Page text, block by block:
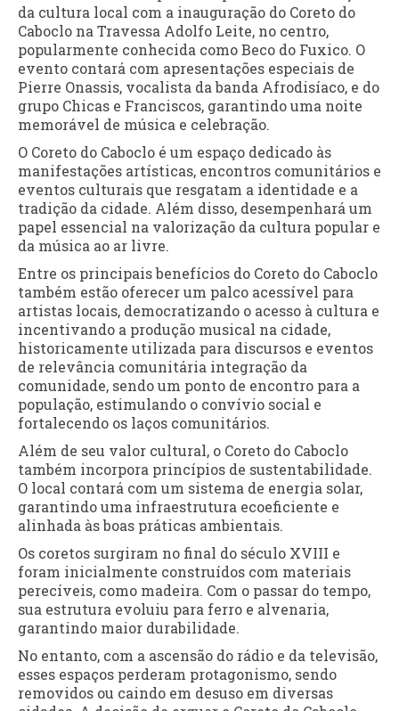
da cultura local com a inauguração do Coreto do
Caboclo na Travessa Adolfo Leite, no centro,
popularmente conhecida como Beco do Fuxico. O
evento contará com apresentações especiais de
Pierre Onassis, vocalista da banda Afrodisíaco, e do
grupo Chicas e Franciscos, garantindo uma noite
memorável de música e celebração.
O Coreto do Caboclo é um espaço dedicado às
manifestações artísticas, encontros comunitários e
eventos culturais que resgatam a identidade e a
tradição da cidade. Além disso, desempenhará um
papel essencial na valorização da cultura popular e
da música ao ar livre.
Entre os principais benefícios do Coreto do Caboclo
também estão oferecer um palco acessível para
artistas locais, democratizando o acesso à cultura e
incentivando a produção musical na cidade,
historicamente utilizada para discursos e eventos
de relevância comunitária integração da
comunidade, sendo um ponto de encontro para a
população, estimulando o convívio social e
fortalecendo os laços comunitários.
Além de seu valor cultural, o Coreto do Caboclo
também incorpora princípios de sustentabilidade.
O local contará com um sistema de energia solar,
garantindo uma infraestrutura ecoeficiente e
alinhada às boas práticas ambientais.
Os coretos surgiram no final do século XVIII e
foram inicialmente construídos com materiais
perecíveis, como madeira. Com o passar do tempo,
sua estrutura evoluiu para ferro e alvenaria,
garantindo maior durabilidade.
No entanto, com a ascensão do rádio e da televisão,
esses espaços perderam protagonismo, sendo
removidos ou caindo em desuso em diversas